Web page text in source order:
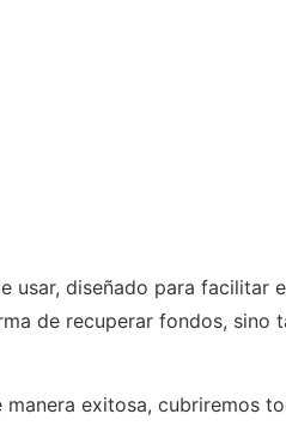
usar, diseñado para facilitar
de recuperar fondos, sino
exitosa, cubriremos